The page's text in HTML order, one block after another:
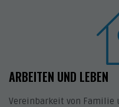
ARBEITEN UND LEBEN
Vereinbarkeit von